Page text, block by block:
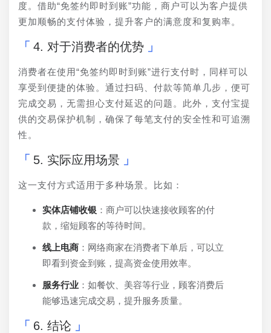
度。借助“免签约即时到账”功能，商户可以为客户提供
更加顺畅的支付体验，提升客户的满意度和复购率。
4. 对于消费者的优势
消费者在使用“免签约即时到账”进行支付时，同样可以
享受到便捷的体验。通过扫码、付款等简单几步，便可
完成交易，无需担心支付延迟的问题。此外，支付宝提
供的交易保护机制，确保了每笔支付的安全性和可追溯
性。
5. 实际应用场景
这一支付方式适用于多种场景。比如：
实体店铺收银 ：商户可以快速接收顾客的付
款，缩短顾客的等待时间。
线上电商 ：网络商家在消费者下单后，可以立
即看到资金到账，提高资金使用效率。
服务行业 ：如餐饮、美容等行业，顾客消费后
能够迅速完成交易，提升服务质量。
6. 结论